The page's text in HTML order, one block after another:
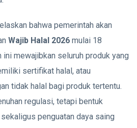
bahwa pemerintah akan
Wajib Halal 2026 mulai 18
mewajibkan seluruh produk yang
sertifikat halal, atau
tidak halal bagi produk tertentu.
regulasi, tetapi bentuk
penguatan daya saing